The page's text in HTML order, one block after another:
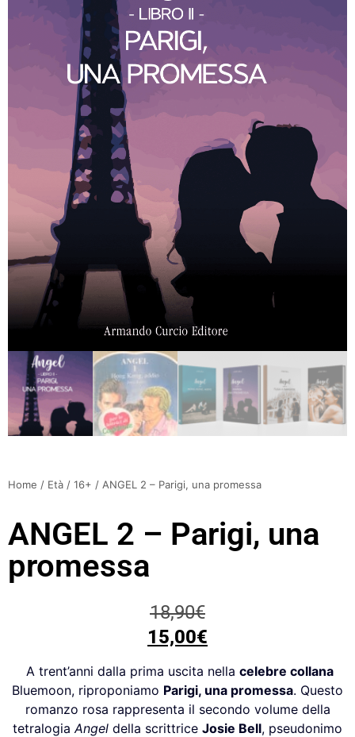
Home / Età / 16+ / ANGEL 2 – Parigi, una promessa
ANGEL 2 – Parigi, una
promessa
18,90€
15,00€
A trent’anni dalla prima uscita nella celebre collana
Bluemoon, riproponiamo Parigi, una promessa. Questo
romanzo rosa rappresenta il secondo volume della
tetralogia Angel della scrittrice Josie Bell, pseudonimo